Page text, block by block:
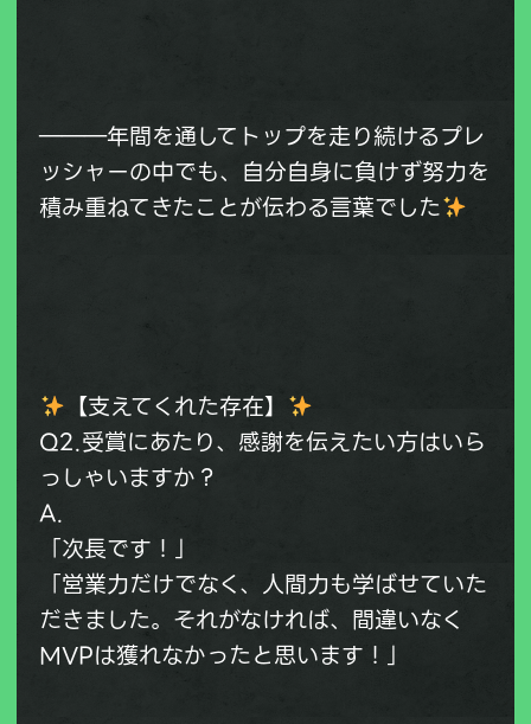
―――年間を通してトップを走り続けるプレ
ッシャーの中でも、自分自身に負けず努力を
積み重ねてきたことが伝わる言葉でした
【支えてくれた存在】
Q2.受賞にあたり、感謝を伝えたい方はいら
っしゃいますか？
A.
「次長です！」
「営業力だけでなく、人間力も学ばせていた
だきました。それがなければ、間違いなく
MVPは獲れなかったと思います！」